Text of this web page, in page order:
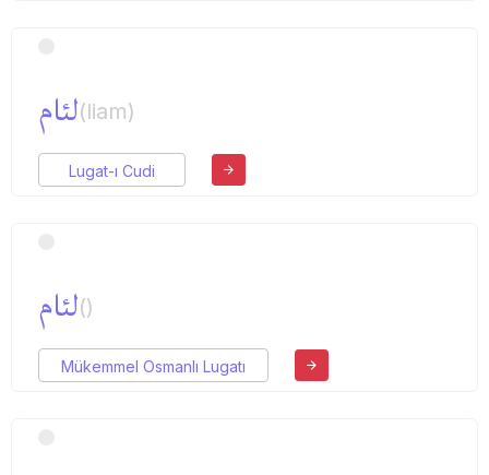
لئام(liam)
Lugat-ı Cudi
لئام()
Mükemmel Osmanlı Lugatı